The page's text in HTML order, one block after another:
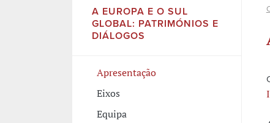
A EUROPA E O SUL
GLOBAL: PATRIMÓNIOS E
DIÁLOGOS
Apresentação
Eixos
Equipa